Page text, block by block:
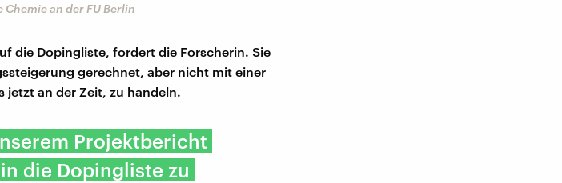
an der FU Berlin
die Dopingliste, fordert die Forscherin. Sie
gerechnet, aber nicht mit einer
jetzt an der Zeit, zu handeln.
Projektbericht
die Dopingliste zu